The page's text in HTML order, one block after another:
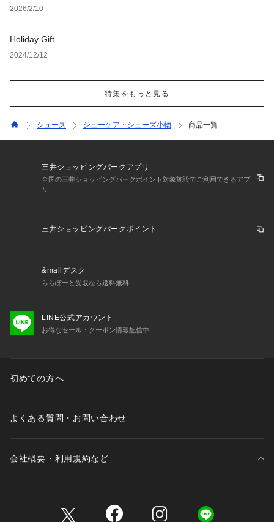
ド」な大人の着こなし術【レディース・メンズ】
2026/2/10
Holiday Gift
2024/12/12
特集をもっと見る
シューズ シューケア・シューズ小物 商品一覧
三井ショッピングパークアプリ
全国の三井ショッピングパークポイント対象施設でご利用できるアプ
リ
三井ショッピングパークポイント
&mallデスク
ららぽーと受取なら送料無料
LINE公式アカウント
お得なセール・クーポン情報配信中
初めての方へ
よくある質問・お問い合わせ
会社概要・利用規約など